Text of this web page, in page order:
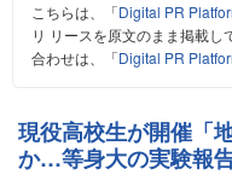
こちらは、「Digital PR
リ リースを原文のまま掲載
合わせは、「Digital PR
現役高校生が開催「
か…等身大の実験報